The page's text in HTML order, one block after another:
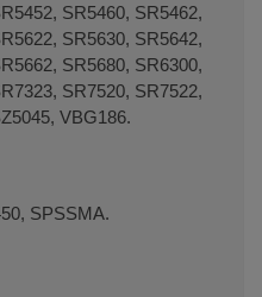
SR5460, SR5462,
SR5630, SR5642,
SR5680, SR6300,
SR7520, SR7522,
VBG186.
SPSSMA.